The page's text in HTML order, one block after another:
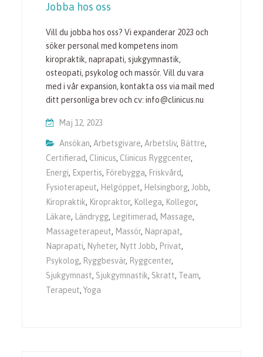
Jobba hos oss
Vill du jobba hos oss? Vi expanderar 2023 och
söker personal med kompetens inom
kiropraktik, naprapati, sjukgymnastik,
osteopati, psykolog och massör. Vill du vara
med i vår expansion, kontakta oss via mail med
ditt personliga brev och cv: info@clinicus.nu
Maj 12, 2023
Ansökan,Arbetsgivare,Arbetsliv, Bättre,
Certifierad, Clinicus, Clinicus Ryggcenter,
Energi, Expertis, Förebygga, Friskvård,
Fysioterapeut, Helgöppet, Helsingborg, Jobb,
Kiropraktik, Kiropraktor, Kollega, Kollegor,
Läkare, Ländrygg, Legitimerad, Massage,
Massageterapeut, Massör, Naprapat,
Naprapati, Nyheter, Nytt Jobb, Privat,
Psykolog, Ryggbesvär, Ryggcenter,
Sjukgymnast, Sjukgymnastik, Skratt, Team,
Terapeut,Yoga